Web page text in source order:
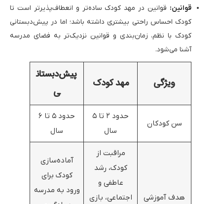
قوانین: قوانین در مهد کودک ساده‌تر و انعطاف‌پذیرتر است تا
کودک احساس راحتی بیشتری داشته باشد؛ اما در پیش‌دبستانی
کودک با نظم، زمان‌بندی و قوانین نزدیک‌تر به فضای مدرسه
آشنا می‌شود.
ویژگی مهد کودک
پیش‌دبستان
ی
سن کودکان
حدود ۲ تا ۵
سال
حدود ۵ تا ۶
سال
هدف آموزشی
مراقبت از
کودک، رشد
عاطفی و
اجتماعی، بازی
آماده‌سازی
کودک برای
ورود به مدرسه